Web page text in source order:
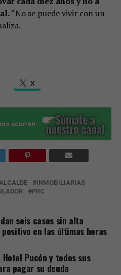
“No se puede vivir con un
X
INMOBILIARIAS
PRC
seis casos sin alta
en las últimas horas
Hotel Pucón y todos sus
pagar su deuda